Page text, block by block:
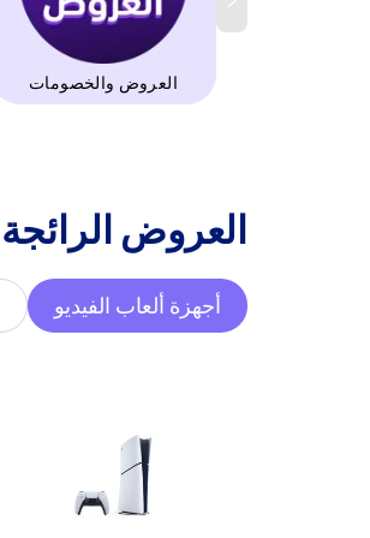
العروض والخصومات
‫العروض الرائجة‬
أجهزة ألعاب الفيديو